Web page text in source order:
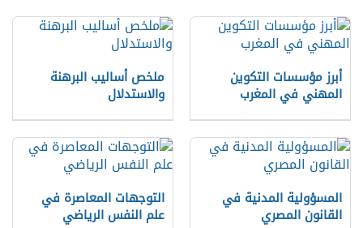
أبرز مؤسسات التكوين
المهني في المغرب
ملخص أساليب البرهنة
والاستدلال
المسؤولية المدنية في
القانون المصري
التوجهات المعاصرة في
علم النفس الرياضي